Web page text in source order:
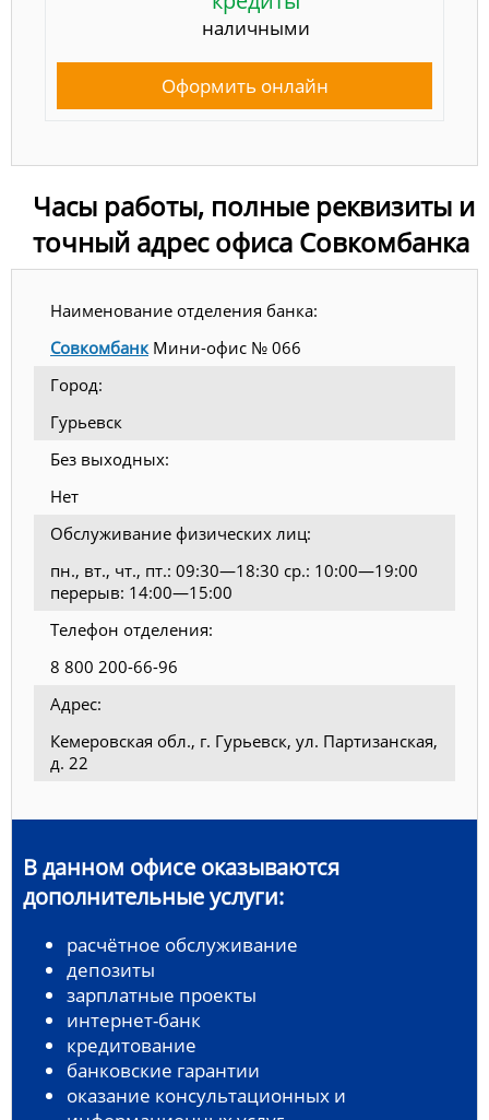
наличными
Оформить онлайн
Часы работы, полные реквизиты и
точный адрес офиса Совкомбанка
Наименование отделения банка:
Совкомбанк Мини-офис № 066
Город:
Гурьевск
Без выходных:
Нет
Обслуживание физических лиц:
пн., вт., чт., пт.: 09:30—18:30 ср.: 10:00—19:00
перерыв: 14:00—15:00
Телефон отделения:
8 800 200-66-96
Адрес:
Кемеровская обл., г. Гурьевск, ул. Партизанская,
д. 22
В данном офисе оказываются
дополнительные услуги:
расчётное обслуживание
депозиты
зарплатные проекты
интернет-банк
кредитование
банковские гарантии
оказание консультационных и